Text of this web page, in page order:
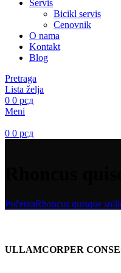
Servis
Bicikl servis
Cenovnik
O nama
Kontakt
Blog
Pretraga
Lista želja
0 0 рсд
Meni
0 0 рсд
PočetnaRhoncus quisque
ULLAMCORPER